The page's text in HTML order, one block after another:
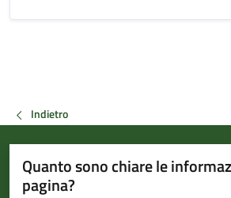
Indietro
Quanto sono chiare le
pagina?